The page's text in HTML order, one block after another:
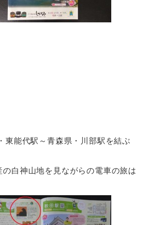
東能代駅～青森県・川部駅を結ぶ
白神山地を見ながらの電車の旅は